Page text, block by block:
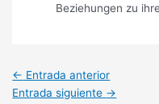
Beziehungen zu
← Entrada anterior
Entrada siguiente →